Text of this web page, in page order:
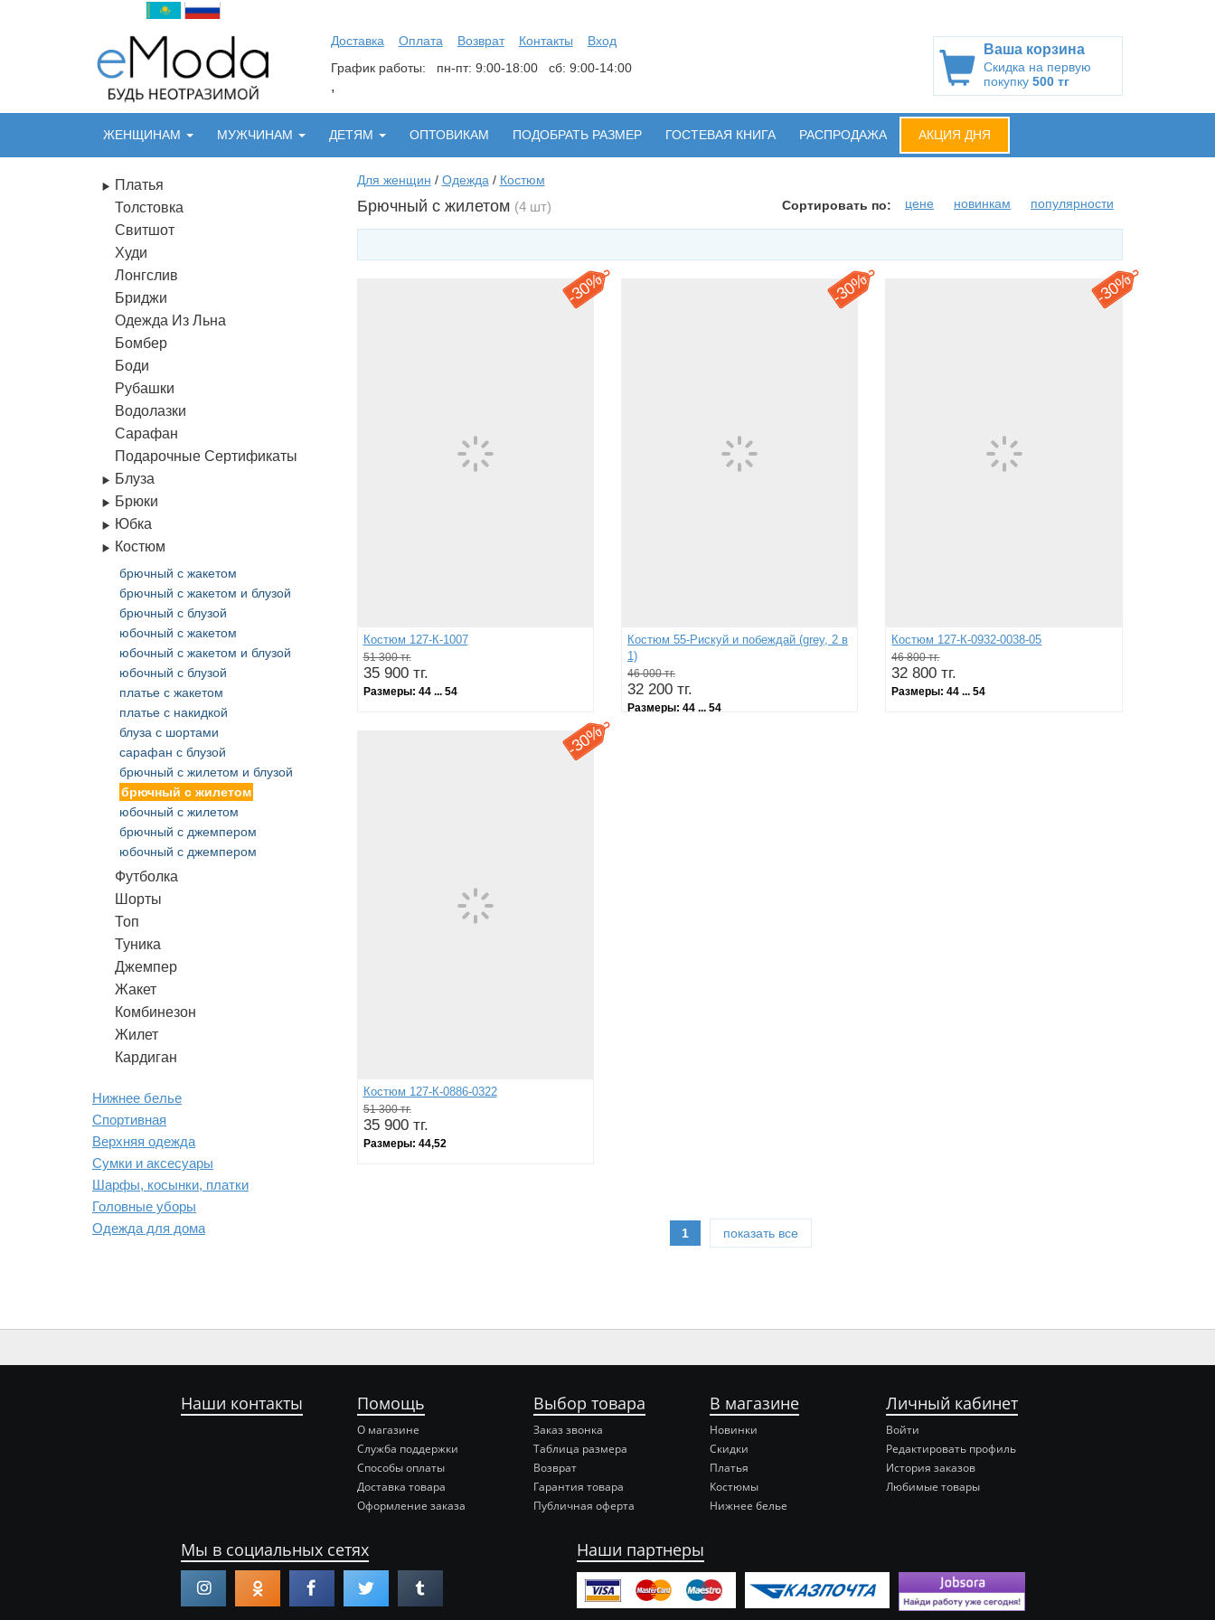
Доставка Оплата Возврат Контакты
Вход
График работы: пн-пт: 9:00-18:00 сб: 9:00-14:00
,
Ваша корзина
Скидка на первую
покупку 500 тг
ЖЕНЩИНАМ МУЖЧИНАМ ДЕТЯМ ОПТОВИКАМ ПОДОБРАТЬ РАЗМЕР ГОСТЕВАЯ КНИГА РАСПРОДАЖА АКЦИЯ ДНЯ
Платья
Толстовка
Свитшот
Худи
Лонгслив
Бриджи
Одежда Из Льна
Бомбер
Боди
Рубашки
Водолазки
Сарафан
Подарочные Сертификаты
Блуза
Брюки
Юбка
Костюм
брючный с жакетом
брючный с жакетом и блузой
брючный с блузой
юбочный с жакетом
юбочный с жакетом и блузой
юбочный с блузой
платье с жакетом
платье с накидкой
блуза с шортами
cарафан с блузой
брючный с жилетом и блузой
брючный с жилетом
юбочный с жилетом
брючный с джемпером
юбочный с джемпером
Футболка
Шорты
Топ
Туника
Джемпер
Жакет
Комбинезон
Жилет
Кардиган
Нижнее белье
Спортивная
Верхняя одежда
Сумки и аксесуары
Шарфы, косынки, платки
Головные уборы
Одежда для дома
Для женщин / Одежда / Костюм
Брючный с жилетом (4 шт) Сортировать по: цене новинкам популярности
-
30%
Костюм 127-К-1007
51 300 тг.
35 900 тг.
Размеры: 44 ... 54
-
30%
Костюм 55-Рискуй и побеждай (grey, 2 в
1)
46 000 тг.
32 200 тг.
Размеры: 44 ... 54
-
30%
Костюм 127-К-0932-0038-05
46 800 тг.
32 800 тг.
Размеры:44 ... 54
-
30%
Костюм 127-К-0886-0322
51 300 тг.
35 900 тг.
Размеры: 44,52
1 показать все
Наши контакты Помощь
О магазине
Служба поддержки
Способы оплаты
Доставка товара
Оформление заказа
Выбор товара
Заказ звонка
Таблица размера
Возврат
Гарантия товара
Публичная оферта
В магазине
Новинки
Скидки
Платья
Костюмы
Нижнее белье
Личный кабинет
Войти
Редактировать профиль
История заказов
Любимые товары
Мы в социальных сетях Наши партнеры